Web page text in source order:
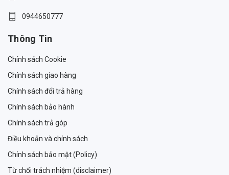
0944650777
Thông Tin
Chính sách Cookie
Chính sách giao hàng
Chính sách đổi trả hàng
Chính sách bảo hành
Chính sách trả góp
Điều khoản và chính sách
Chính sách bảo mật (Policy)
Từ chối trách nhiệm (disclaimer)